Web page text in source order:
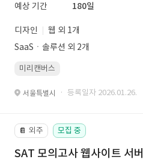
예상 기간
180일
디자인
웹 외 1개
SaaSㆍ솔루션 외 2개
미리캔버스
서울특별시 · 등록일자 2026.01.26.
📔 외주 모집 중
SAT 모의고사 웹사이트 서